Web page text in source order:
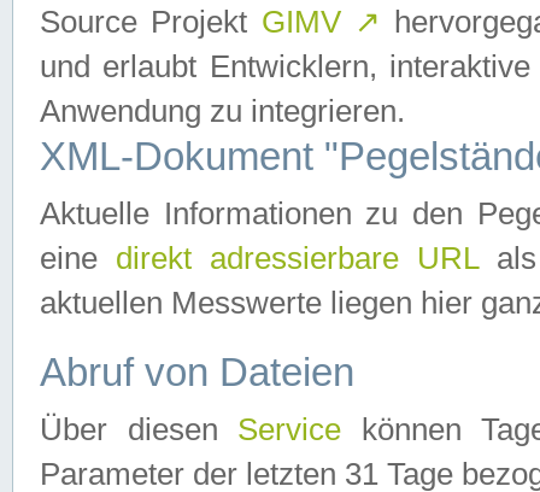
Source Projekt GIMV ↗
und erlaubt Entwicklern,
Anwendung zu integrieren.
XML-Dokument
Aktuelle Informationen zu den
eine direkt adressierbare URLals
aktuellen Messwerte liegen hier
Abruf von Dateien
Über diesen Service können
Parameter der letzten 31 Tage